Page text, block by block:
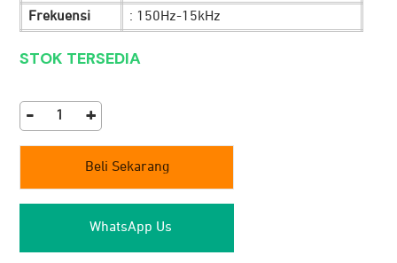
Frekuensi
: 150Hz-15kHz
STOK TERSEDIA
-
JETE
quantity
+
Beli Sekarang
WhatsApp Us